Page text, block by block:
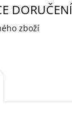
DORUČENÍ
zboží